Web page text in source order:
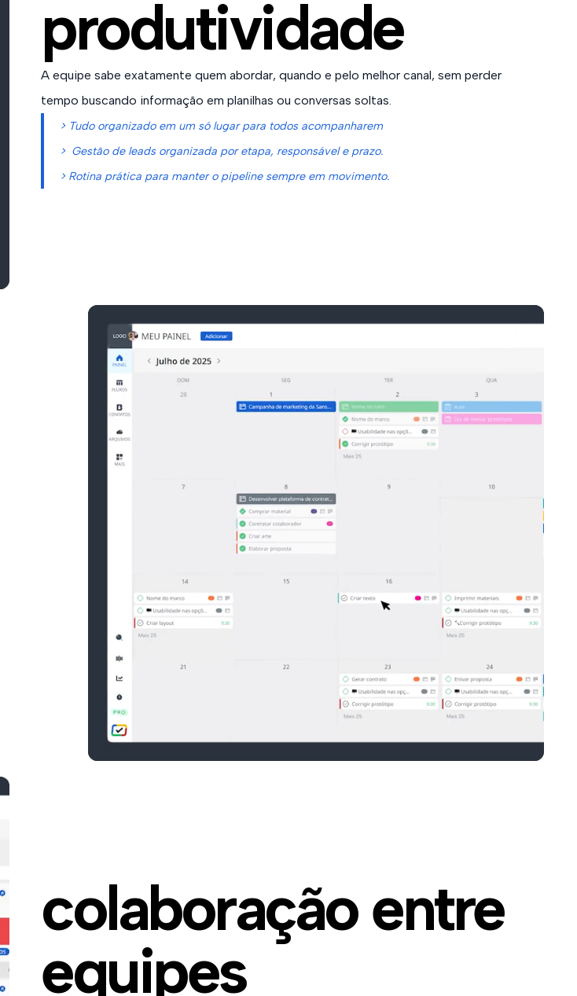
produtividade
A equipe sabe exatamente quem abordar, quando e pelo melhor canal, sem perder
tempo buscando informação em planilhas ou conversas soltas.
> Tudo organizado em um só lugar para todos acompanharem
> Gestão de leads organizada por etapa, responsável e prazo.
> Rotina prática para manter o pipeline sempre em movimento.
colaboração entre
equipes